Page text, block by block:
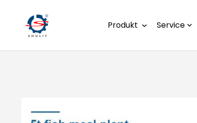
Produkt Service